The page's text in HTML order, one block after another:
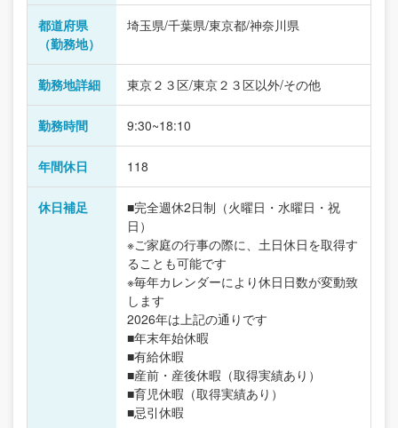
都道府県
（勤務地）
埼玉県/千葉県/東京都/神奈川県
勤務地詳細 東京２３区/東京２３区以外/その他
勤務時間 9:30~18:10
年間休日 118
休日補足
■完全週休2日制（火曜日・水曜日・祝
日）
※ご家庭の行事の際に、土日休日を取得す
ることも可能です
※毎年カレンダーにより休日日数が変動致
します
2026年は上記の通りです
■年末年始休暇
■有給休暇
■産前・産後休暇（取得実績あり）
■育児休暇（取得実績あり）
■忌引休暇